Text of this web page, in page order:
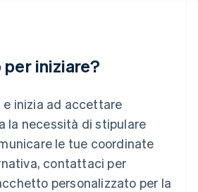
iniziare?
e inizia ad accettare
la necessità di stipulare
le tue coordinate
contattaci per
personalizzato per la